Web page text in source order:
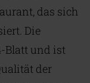
das sich
Die
Blatt und ist
der